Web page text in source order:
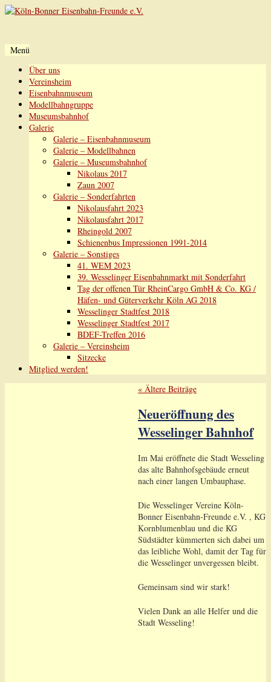
Menü
Zum
Inhalt
springen
Über uns
Vereinsheim
Eisenbahnmuseum
Modellbahngruppe
Museumsbahnhof
Galerie
Galerie – Eisenbahnmuseum
Galerie – Modellbahnen
Galerie – Museumsbahnhof
Nikolaus 2017
Zaun 2007
Galerie – Sonderfahrten
Nikolausfahrt 2023
Nikolausfahrt 2017
Rheingold 2007
Schienenbus Impressionen 1991-2014
Galerie – Sonstiges
41. WEM 2023
39. Wesselinger Eisenbahnmarkt mit Sonderfahrt
Tag der offenen Tür RheinCargo GmbH & Co. KG /
Häfen- und Güterverkehr Köln AG 2018
Wesselinger Stadtfest 2018
Wesselinger Stadtfest 2017
BDEF-Treffen 2016
Galerie – Vereinsheim
Sitzecke
Mitglied werden!
« Ältere Beiträge
Neueröffnung des
Wesselinger Bahnhof
Im Mai eröffnete die Stadt Wesseling
das alte Bahnhofsgebäude erneut
nach einer langen Umbauphase.
Die Wesselinger Vereine Köln-
Bonner Eisenbahn-Freunde e.V. , KG
Kornblumenblau und die KG
Südstädter kümmerten sich dabei um
das leibliche Wohl, damit der Tag für
die Wesselinger unvergessen bleibt.
Gemeinsam sind wir stark!
Vielen Dank an alle Helfer und die
Stadt Wesseling!